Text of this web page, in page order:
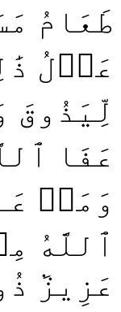
طَعَامُ
عَدۡلُ
عَفَا
وَمَنۡ
ٱللَّهُ
عَزِيزٞ